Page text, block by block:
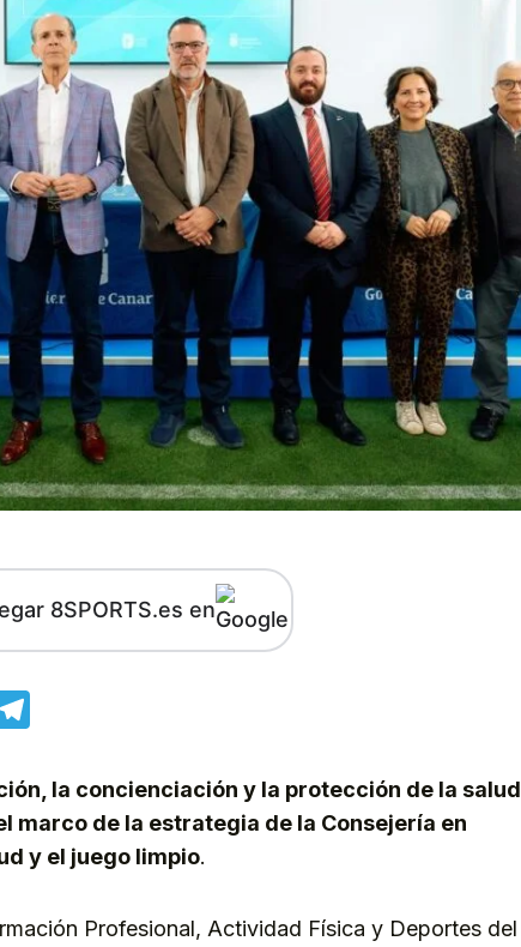
8SPORTS.es en
la concienciación y la protección de la salud
marco de la estrategia de la Consejería en
y el juego limpio.
Profesional, Actividad Física y Deportes del